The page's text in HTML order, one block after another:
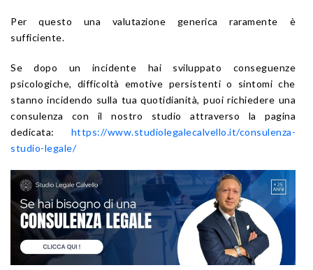
Per questo una valutazione generica raramente è
sufficiente.
Se dopo un incidente hai sviluppato conseguenze
psicologiche, difficoltà emotive persistenti o sintomi che
stanno incidendo sulla tua quotidianità, puoi richiedere una
consulenza con il nostro studio attraverso la pagina
dedicata: https://www.studiolegalecalvello.it/consulenza-
studio-legale/